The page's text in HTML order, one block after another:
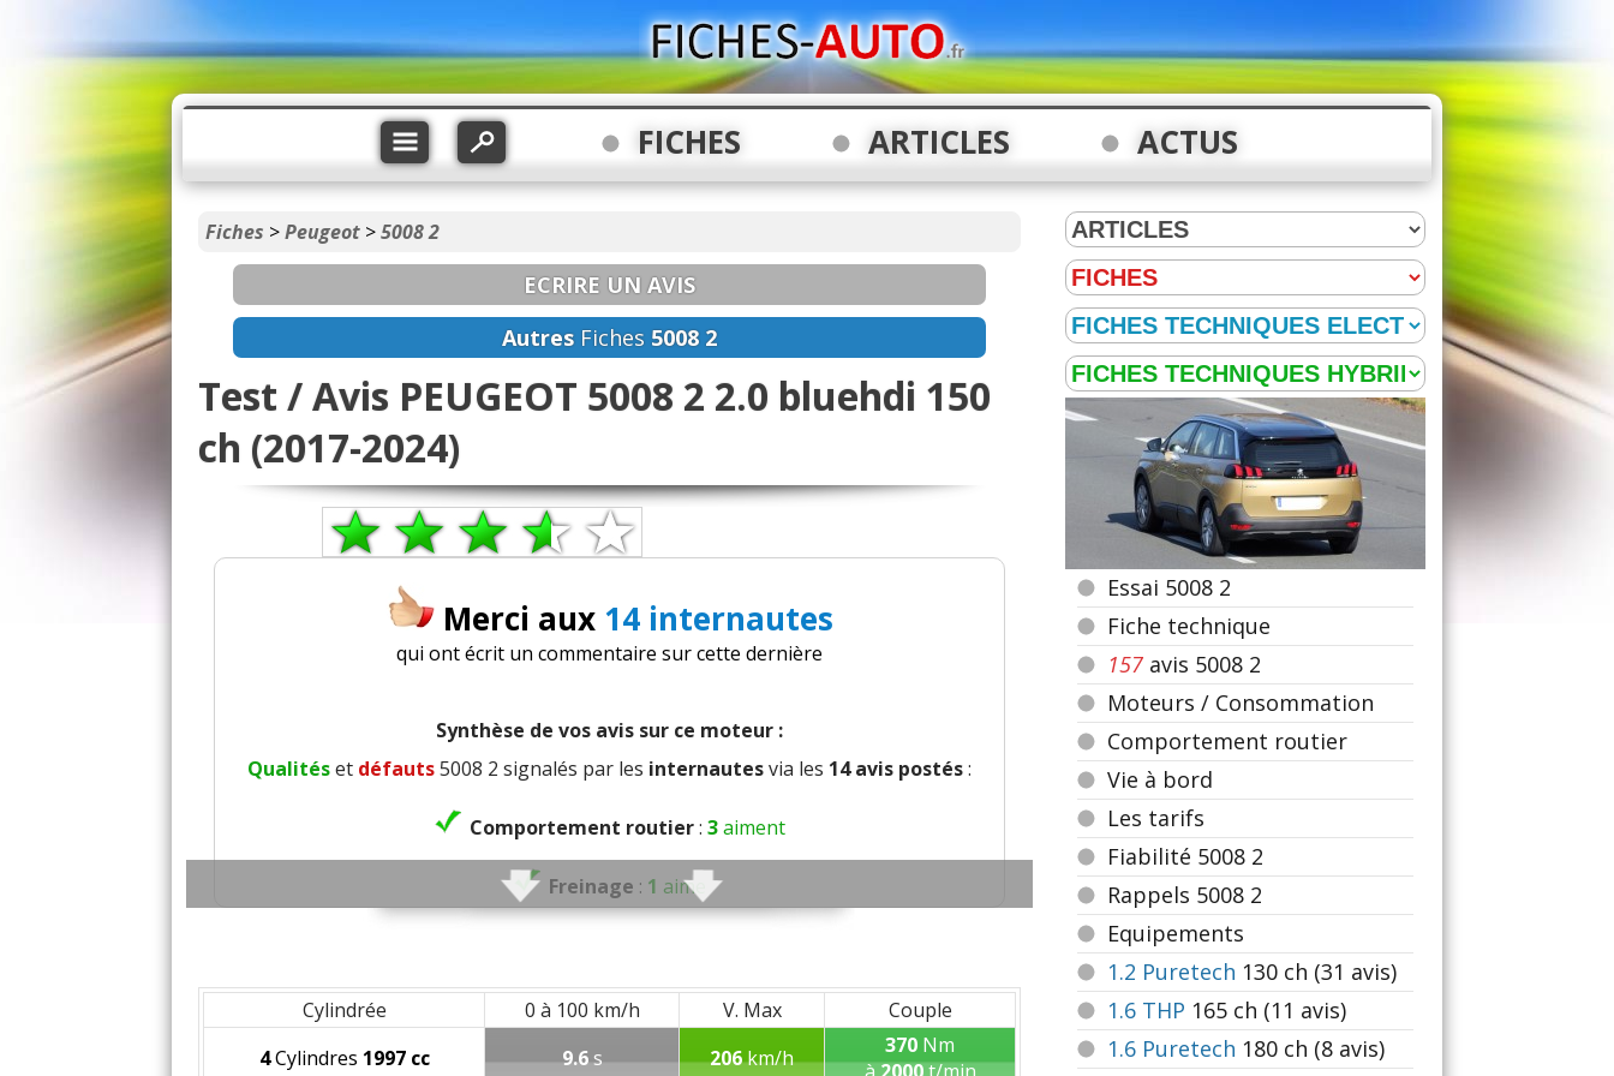
FICHES ARTICLES ACTUS
Fiches >Peugeot >5008 2
ECRIRE UN AVIS
Autres Fiches 5008 2
Test / Avis PEUGEOT 5008 2 2.0 bluehdi 150
ch (2017-2024)
Merci aux 14 internautes
qui ont écrit un commentaire sur cette dernière
Synthèse de vos avis sur ce moteur :
Qualitéset défauts5008 2 signalés par les internautesvia les 14 avis postés:
Comportement routier: 3aiment
Freinage : 1 aime
Confort global:3aiment n'aiment pas
Confort des sièges:1n'aime pas
Cylindrée 0 à 100 km/h V. Max
Couple
4Cylindres 1997 cc 9.6s 206km/h 370 Nm
Essai 5008 2
Fiche technique
157 avis 5008 2
Moteurs / Consommation
Comportement routier
Vie à bord
Les tarifs
Fiabilité 5008 2
Rappels 5008 2
Equipements
1.2 Puretech 130 ch (31 avis)
1.6 THP 165 ch (11 avis)
1.6 Puretech 180 ch (8 avis)